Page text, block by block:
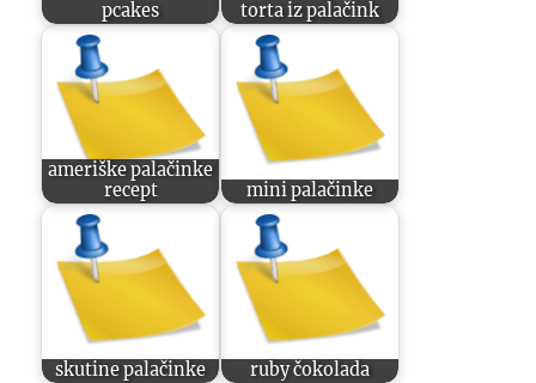
pcakes torta iz palačink
ameriške palačinke
recept
mini palačinke
skutine palačinke ruby čokolada